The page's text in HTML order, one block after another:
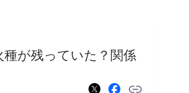
が残っていた？関係